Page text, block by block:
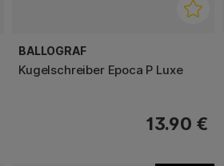
BALLOGRAF
Kugelschreiber Epoca P Luxe
13.90 €